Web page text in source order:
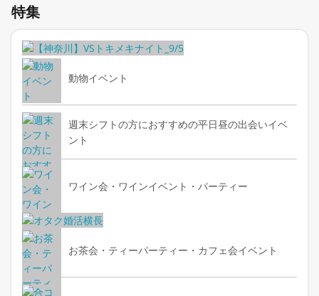
of
特集
動物イベント
週末シフトの方におすすめの平日昼の出会いイベ
ント
ワイン会・ワインイベント・パーティー
お茶会・ティーパーティー・カフェ会イベント